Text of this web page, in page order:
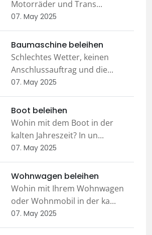
Motorräder und Trans...
07. May 2025
Baumaschine beleihen
Schlechtes Wetter, keinen
Anschlussauftrag und die...
07. May 2025
Boot beleihen
Wohin mit dem Boot in der
kalten Jahreszeit? In un...
07. May 2025
Wohnwagen beleihen
Wohin mit Ihrem Wohnwagen
oder Wohnmobil in der ka...
07. May 2025